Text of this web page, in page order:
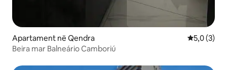
Apartament në Qendra Vlerësimi
5,0 (3)
Beira mar Balneário Camboriú